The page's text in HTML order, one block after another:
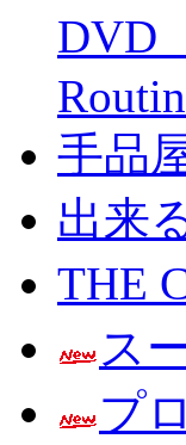
DVD
手品
出来
THE
ス
プ